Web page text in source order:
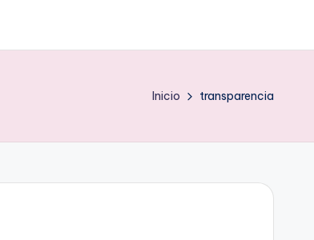
Inicio transparencia